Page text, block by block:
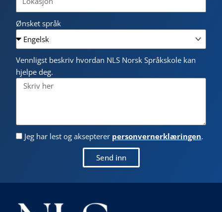
Ønsket språk
Vennligst beskriv hvordan NLS Norsk Språkskole kan
hjelpe deg.
Jeg har lest og aksepterer personvernerklæringen.
Send inn